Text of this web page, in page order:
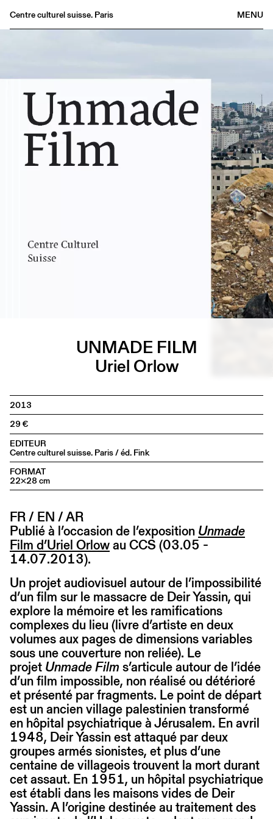
MENU
Centre culturel suisse. Paris
Buvette
Archives
Médiathèque
Éditions
UNMADE FILM
Uriel Orlow
2013
29
EDITEUR
Centre culturel suisse. Paris / éd. Fink
FORMAT
22×28 cm
FR / EN / AR
Publié à l’occasion de l’exposition Unmade
Film d’Uriel Orlowau CCS (03.05 -
14.07.2013).
Un projet audiovisuel autour de l’impossibilité
d’un film sur le massacre de Deir Yassin, qui
explore la mémoire et les ramifications
complexes du lieu (livre d’artiste en deux
volumes aux pages de dimensions variables
sous une couverture non reliée). Le
projet Unmade Film s’articule autour de l’idée
d’un film impossible, non réalisé ou détérioré
et présenté par fragments. Le point de départ
est un ancien village palestinien transformé
en hôpital psychiatrique à Jérusalem. En avril
1948, Deir Yassin est attaqué par deux
groupes armés sionistes, et plus d’une
centaine de villageois trouvent la mort durant
cet assaut. En 1951, un hôpital psychiatrique
est établi dans les maisons vides de Deir
Yassin. A l’origine destinée au traitement des